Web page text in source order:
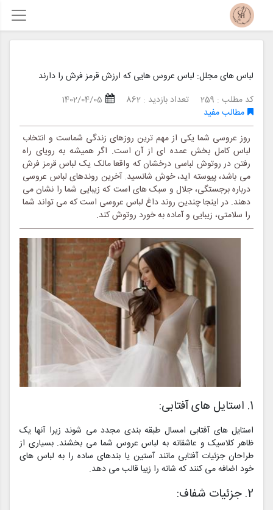
لباس های مجلل: لباس عروس هایی که ارزش قرمز فرش را دارند
کد مطلب : 259
تعداد بازدید : 862
1402/04/05
مطالب مفید
روز عروسی شما یکی از مهم ترین روزهای زندگی شماست و انتخاب
لباس کامل بخش عمده ای از آن است. اگر همیشه به رویای راه
رفتن در روتوش لباسی درخشان که واقعا مالک یک لباس قرمز فرش
می باشد، پیوسته اید، خوش شانسید. آخرین روندهای لباس عروسی
درباره برجستگی، جلال و سبک های است که زیبایی شما را نشان می
دهند. در اینجا چندین روند داغ لباس عروسی است که می تواند شما
را سلامتی، زیبایی و آماده به خورد روتوش کند.
1. استایل های آفتابی:
استایل های آفتابی امسال طبقه بندی مجدد می شوند زیرا آنها یک
ظاهر کلاسیک و عاشقانه به لباس عروس شما می بخشند. بسیاری از
طراحان جزئیات آفتابی مانند آستین یا بندهای ساده را به لباس های
خود اضافه می کنند که شانه را زیبا قالب می دهد.
2. جزئیات شفاف: